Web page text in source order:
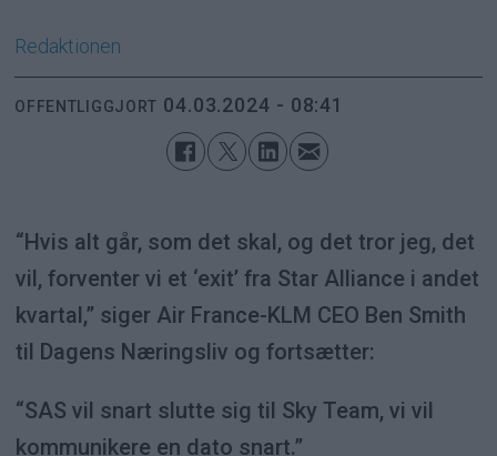
Redaktionen
OFFENTLIGGJORT 04.03.2024 - 08:41
“Hvis alt går, som det skal, og det tror jeg, det
vil, forventer vi et ‘exit’ fra Star Alliance i andet
kvartal,” siger Air France-KLM CEO Ben Smith
til Dagens Næringsliv og fortsætter:
“SAS vil snart slutte sig til Sky Team, vi vil
kommunikere en dato snart.”